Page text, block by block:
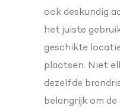
ook deskundig
het juiste
geschikte
plaatsen. Niet
dezelfde
belangrijk om